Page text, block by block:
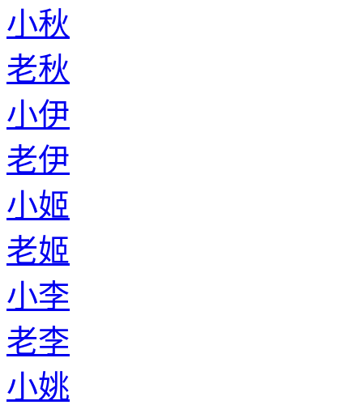
小秋
老秋
小伊
老伊
小姬
老姬
小李
老李
小姚